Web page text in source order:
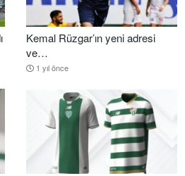
Kemal Rüzgar’ın yeni adresi
ve…
1 yıl önce